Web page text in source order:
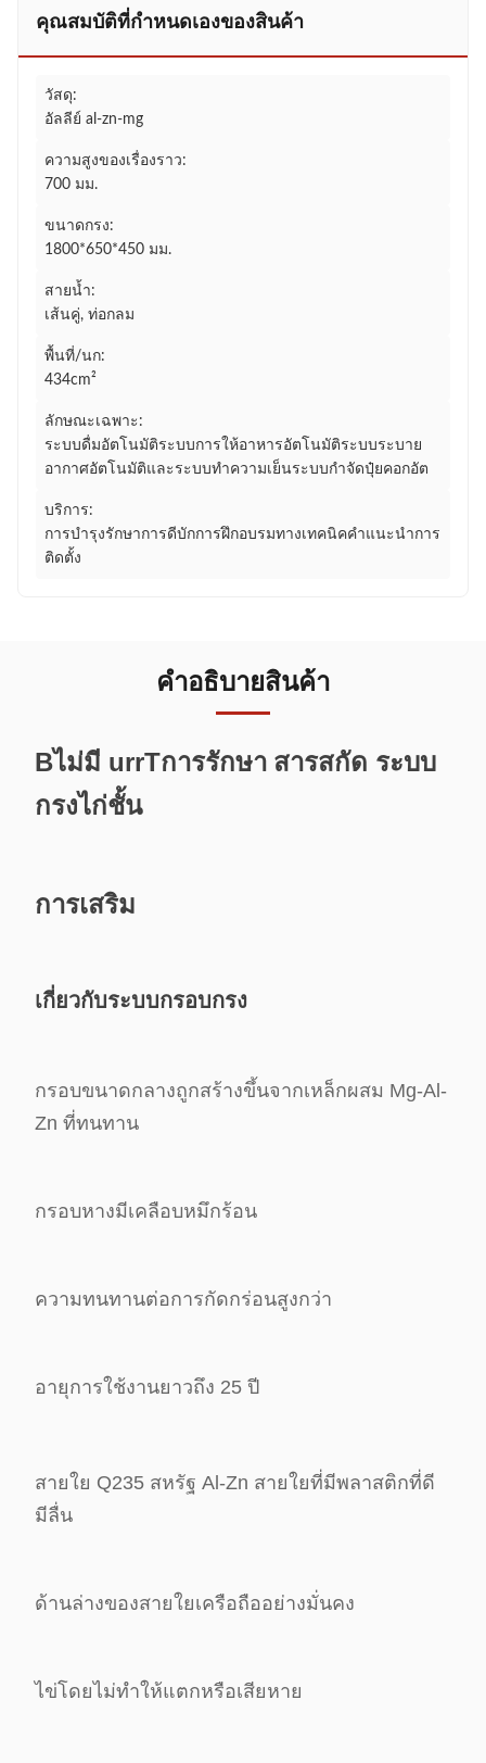
คุณสมบัติที่กําหนดเองของสินค้า
วัสดุ:
อัลลีย์ al-zn-mg
ความสูงของเรื่องราว:
700 มม.
ขนาดกรง:
1800*650*450 มม.
สายน้ำ:
เส้นคู่, ท่อกลม
พื้นที่/นก:
434cm²
ลักษณะเฉพาะ:
ระบบดื่มอัตโนมัติระบบการให้อาหารอัตโนมัติระบบระบาย
อากาศอัตโนมัติและระบบทำความเย็นระบบกำจัดปุ๋ยคอกอัต
บริการ:
การบำรุงรักษาการดีบักการฝึกอบรมทางเทคนิคคำแนะนำการ
ติดตั้ง
คําอธิบายสินค้า
Bไม่มี urrTการรักษา สารสกัด ระบบ
กรงไก่ชั้น
การเสริม
เกี่ยวกับระบบกรอบกรง
กรอบขนาดกลางถูกสร้างขึ้นจากเหล็กผสม Mg-Al-
Zn ที่ทนทาน
กรอบหางมีเคลือบหมึกร้อน
ความทนทานต่อการกัดกร่อนสูงกว่า
อายุการใช้งานยาวถึง 25 ปี
สายใย Q235 สหรัฐ Al-Zn สายใยที่มีพลาสติกที่ดี
มีลื่น
ด้านล่างของสายใยเครือถืออย่างมั่นคง
ไข่โดยไม่ทําให้แตกหรือเสียหาย